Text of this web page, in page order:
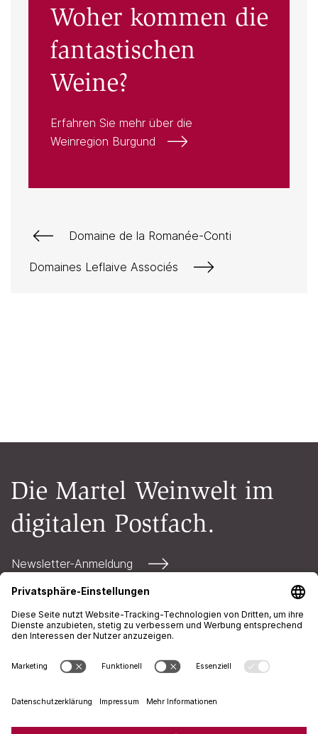
Woher kommen die
fantastischen
Weine?
Erfahren Sie mehr über die
Weinregion Burgund
Domaine de la Romanée-Conti
Domaines Leflaive Associés
Die Martel Weinwelt im
digitalen Postfach.
Newsletter-Anmeldung
Kontakt
AGB
Datenschutz